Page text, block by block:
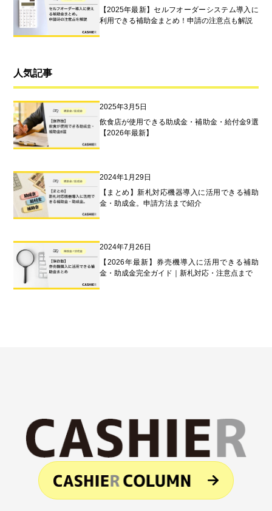
【2025年最新】セルフオーダーシステム導入に
利用できる補助金まとめ！申請の注意点も解説
人気記事
2025年3月5日
飲食店が使用できる助成金・補助金・給付金9選
【2026年最新】
2024年1月29日
【まとめ】新札対応機器導入に活用できる補助
金・助成金。申請方法まで紹介
2024年7月26日
【2026年最新】券売機導入に活用できる補助
金・助成金完全ガイド｜新札対応・注意点まで